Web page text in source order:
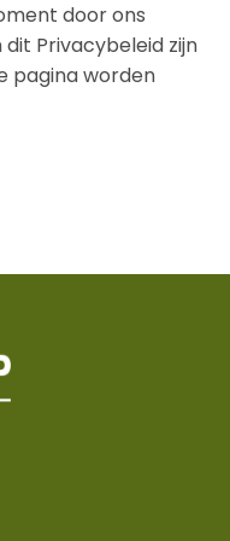
door ons
dit Privacybeleid zijn
pagina worden